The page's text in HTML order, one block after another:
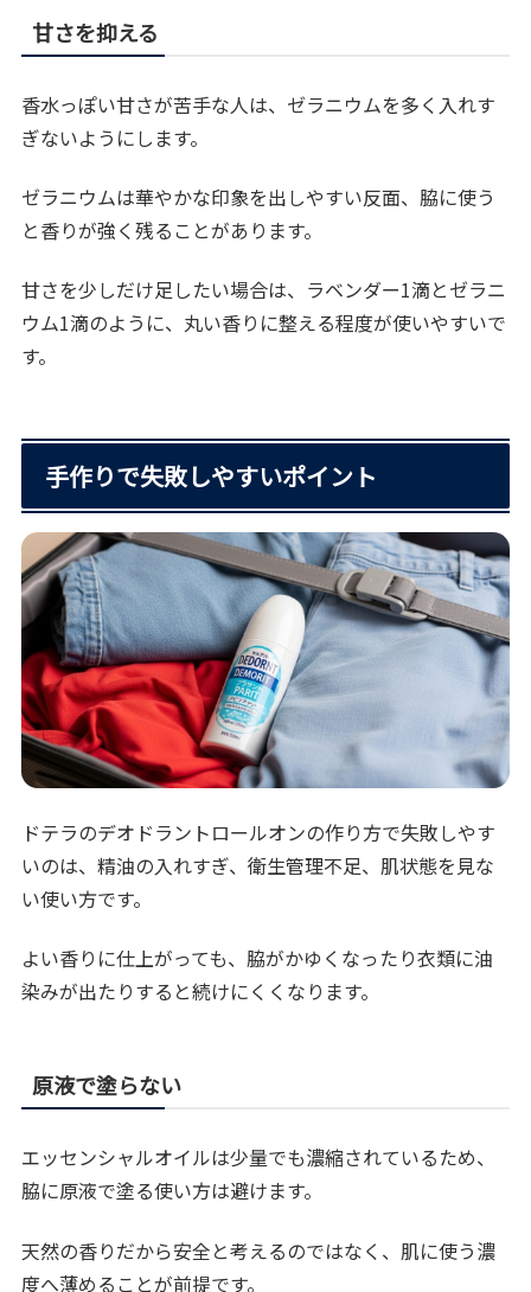
甘さを抑える
香水っぽい甘さが苦手な人は、ゼラニウムを多く入れす
ぎないようにします。
ゼラニウムは華やかな印象を出しやすい反面、脇に使う
と香りが強く残ることがあります。
甘さを少しだけ足したい場合は、ラベンダー1滴とゼラニ
ウム1滴のように、丸い香りに整える程度が使いやすいで
す。
手作りで失敗しやすいポイント
ドテラのデオドラントロールオンの作り方で失敗しやす
いのは、精油の入れすぎ、衛生管理不足、肌状態を見な
い使い方です。
よい香りに仕上がっても、脇がかゆくなったり衣類に油
染みが出たりすると続けにくくなります。
原液で塗らない
エッセンシャルオイルは少量でも濃縮されているため、
脇に原液で塗る使い方は避けます。
天然の香りだから安全と考えるのではなく、肌に使う濃
度へ薄めることが前提です。